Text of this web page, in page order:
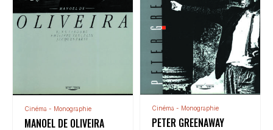
Cinéma - Monographie
MANOEL DE OLIVEIRA
Cinéma - Monographie
PETER GREENAWAY